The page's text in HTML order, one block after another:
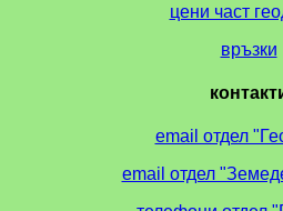
цени част
връзки
email отдел
email отдел